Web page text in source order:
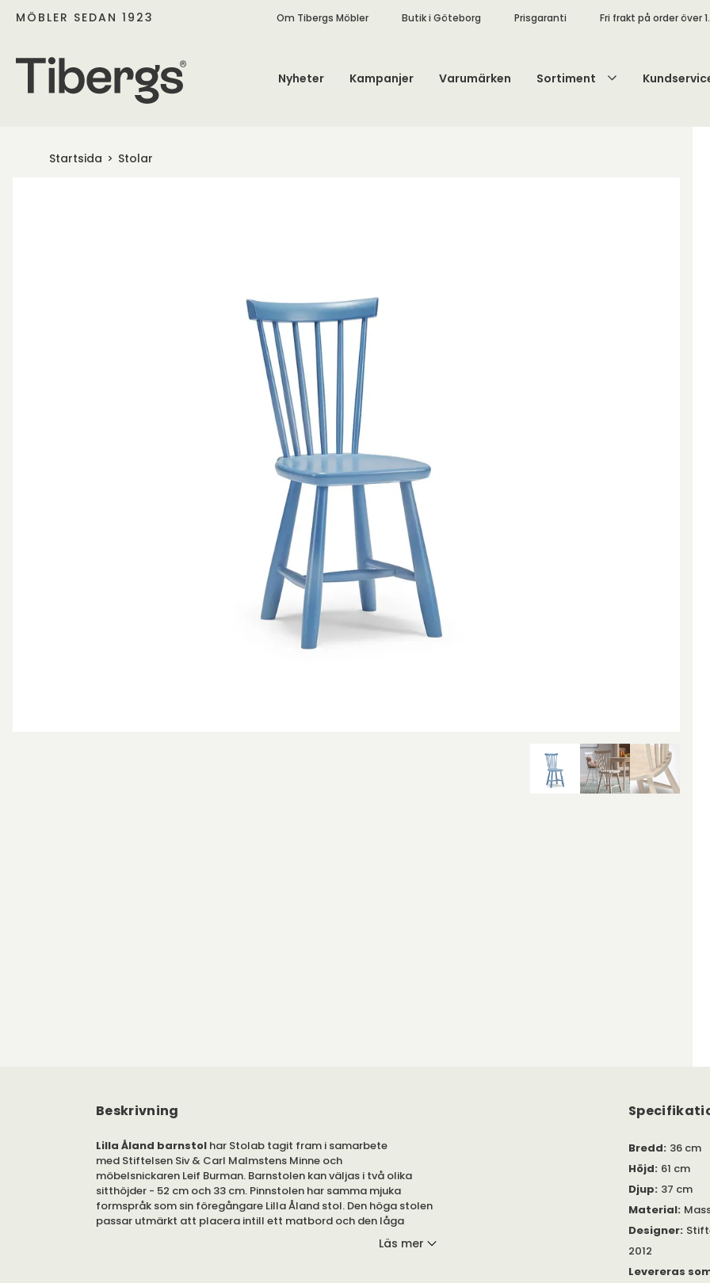
MÖBLER SEDAN 1923 Om Tibergs Möbler Butik i Göteborg Prisgaranti Fri frakt på order över
Nyheter Kampanjer Varumärken Sortiment
Startsida Stolar
Beskrivning
Lilla Åland barnstol har Stolab tagit fram i samarbete
med Stiftelsen Siv & Carl Malmstens Minne och
möbelsnickaren Leif Burman. Barnstolen kan väljas i två olika
sitthöjder - 52 cm och 33 cm. Pinnstolen har samma mjuka
formspråk som sin föregångare Lilla Åland stol. Den höga stolen
passar utmärkt att placera intill ett matbord och den låga
Läs mer
Bredd: 36 cm
Höjd: 61 cm
Djup: 37 cm
Material:
Designer:
2012
Levereras